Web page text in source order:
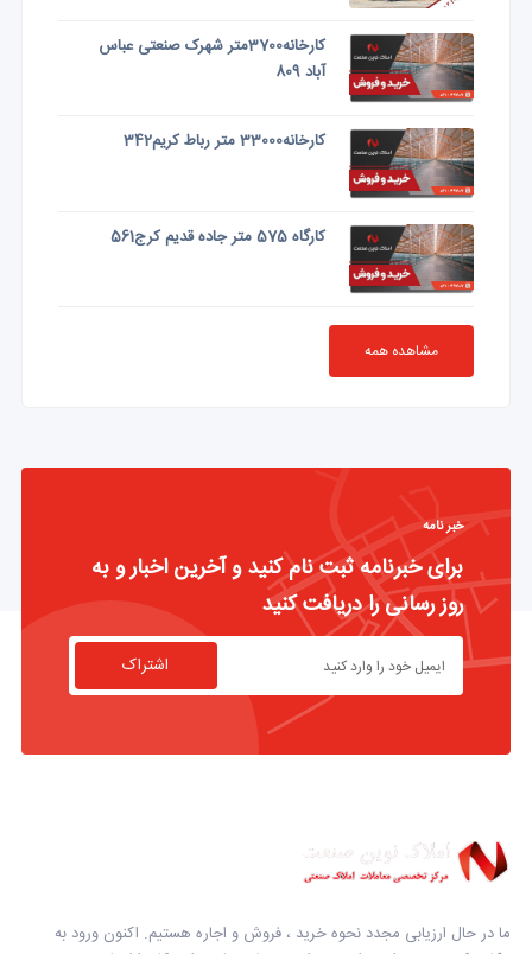
کارخانه3700متر شهرک صنعتی عباس
آباد 809
کارخانه33000 متر رباط کریم342
کارگاه 575 متر جاده قدیم کرج561
مشاهده همه
خبر نامه
برای خبرنامه ثبت نام کنید و آخرین اخبار و به
روز رسانی را دریافت کنید
اشتراک
ما در حال ارزیابی مجدد نحوه خرید ، فروش و اجاره هستیم. اکنون ورود به